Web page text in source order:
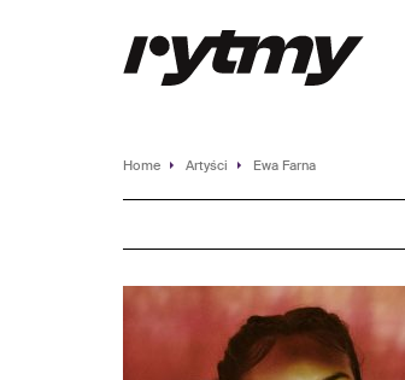
Home Artyści Ewa Farna